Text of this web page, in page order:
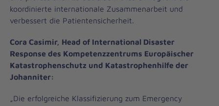
koordinierte internationale Zusammenarbeit und
verbessert die Patientensicherheit.
Cora Casimir, Head of International Disaster
Response des Kompetenzzentrums Europäischer
Katastrophenschutz und Katastrophenhilfe der
Johanniter:
„Die erfolgreiche Klassifizierung zum Emergency